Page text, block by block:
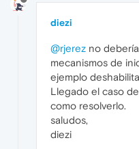
diezi
@rjerez no
mecanismos de
ejemplo
Llegado el caso
como resolverlo.
saludos,
diezi